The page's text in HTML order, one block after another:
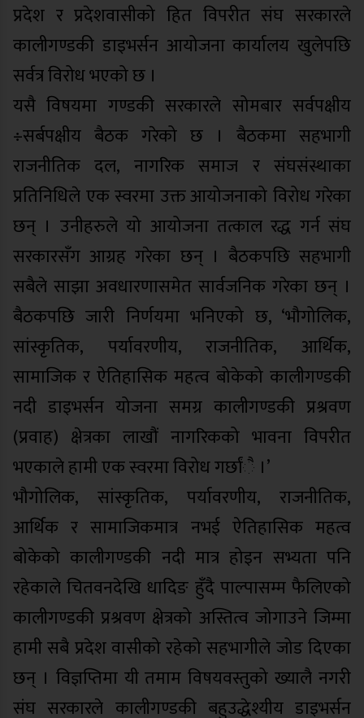
प्रदेश र प्रदेशवासीको हित विपरीत संघ सरकारले
कालीगण्डकी डाइभर्सन आयोजना कार्यालय खुलेपछि
सर्वत्र विरोध भएको छ ।
यसै विषयमा गण्डकी सरकारले सोमबार सर्वपक्षीय
÷सर्बपक्षीय बैठक गरेको छ । बैठकमा सहभागी
राजनीतिक दल, नागरिक समाज र संघसंस्थाका
प्रतिनिधिले एक स्वरमा उक्त आयोजनाको विरोध गरेका
छन् । उनीहरुले यो आयोजना तत्काल रद्ध गर्न संघ
सरकारसँग आग्रह गरेका छन् । बैठकपछि सहभागी
सबैले साझा अवधारणासमेत सार्वजनिक गरेका छन् ।
बैठकपछि जारी निर्णयमा भनिएको छ, ‘भौगोलिक,
सांस्कृतिक, पर्यावरणीय, राजनीतिक, आर्थिक,
सामाजिक र ऐतिहासिक महत्व बोकेको कालीगण्डकी
नदी डाइभर्सन योजना समग्र कालीगण्डकी प्रश्रवण
(प्रवाह) क्षेत्रका लाखौं नागरिकको भावना विपरीत
भएकाले हामी एक स्वरमा विरोध गर्छांै ।’
भौगोलिक, सांस्कृतिक, पर्यावरणीय, राजनीतिक,
आर्थिक र सामाजिकमात्र नभई ऐतिहासिक महत्व
बोकेको कालीगण्डकी नदी मात्र होइन सभ्यता पनि
रहेकाले चितवनदेखि धादिङ हुँदै पाल्पासम्म फैलिएको
कालीगण्डकी प्रश्रवण क्षेत्रको अस्तित्व जोगाउने जिम्मा
हामी सबै प्रदेश वासीको रहेको सहभागीले जोड दिएका
छन् । विज्ञप्तिमा यी तमाम विषयवस्तुको ख्यालै नगरी
संघ सरकारले कालीगण्डकी बहुउद्धेश्यीय डाइभर्सन